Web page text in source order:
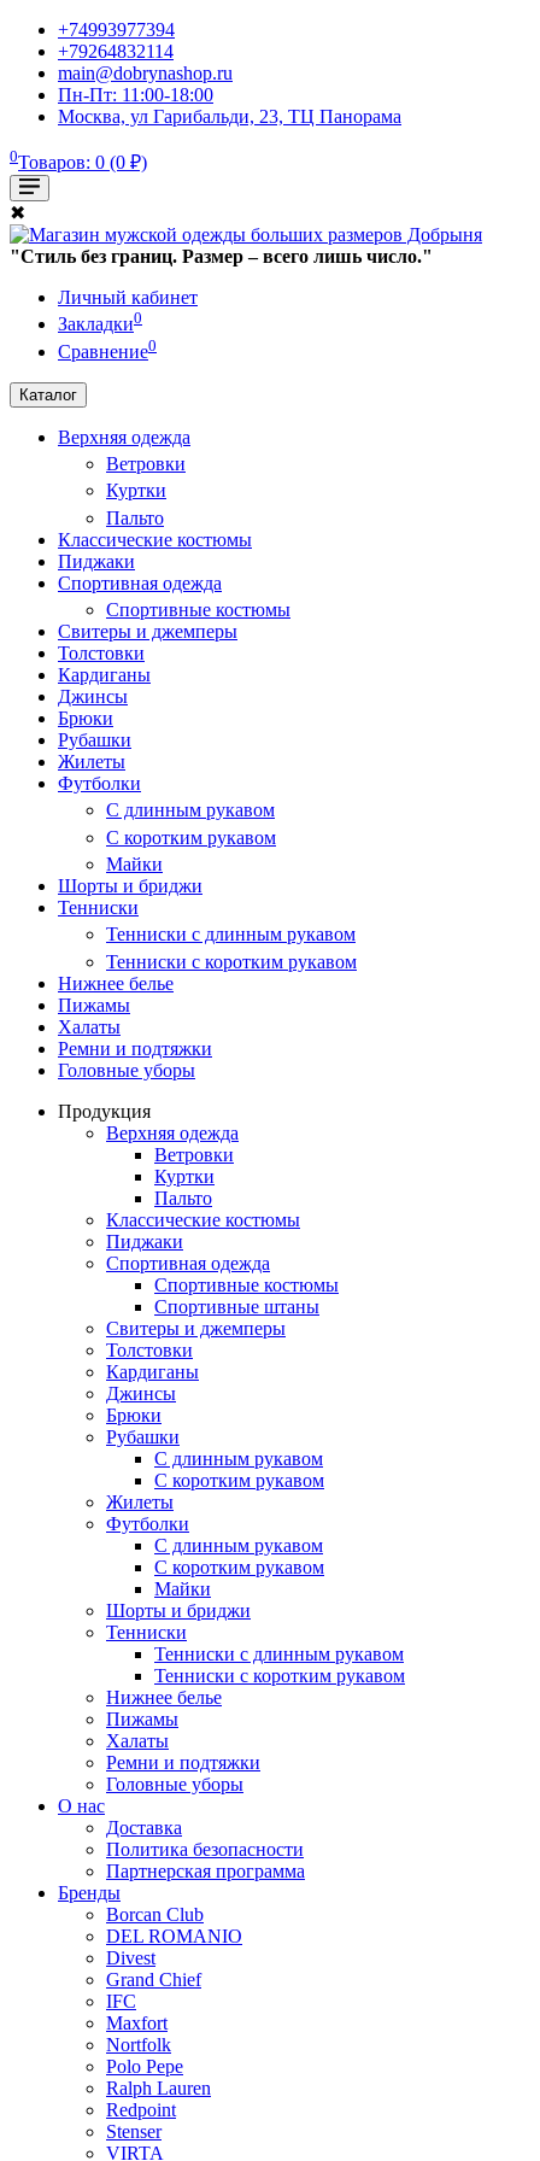
+74993977394
+79264832114
main@dobrynashop.ru
Пн-Пт: 11:00-18:00
Москва, ул Гарибальди, 23, ТЦ Панорама
0Товаров: 0 (0 ₽)
✖
"Стиль без границ. Размер – всего лишь число."
Личный кабинет
Закладки0
Сравнение0
Каталог
Верхняя одежда
Ветровки
Куртки
Пальто
Классические костюмы
Пиджаки
Спортивная одежда
Спортивные костюмы
Свитеры и джемперы
Толстовки
Кардиганы
Джинсы
Брюки
Рубашки
Жилеты
Футболки
С длинным рукавом
С коротким рукавом
Майки
Шорты и бриджи
Тенниски
Тенниски с длинным рукавом
Тенниски с коротким рукавом
Нижнее белье
Пижамы
Халаты
Ремни и подтяжки
Головные уборы
Продукция
Верхняя одежда
Ветровки
Куртки
Пальто
Классические костюмы
Пиджаки
Спортивная одежда
Спортивные костюмы
Спортивные штаны
Свитеры и джемперы
Толстовки
Кардиганы
Джинсы
Брюки
Рубашки
С длинным рукавом
С коротким рукавом
Жилеты
Футболки
С длинным рукавом
С коротким рукавом
Майки
Шорты и бриджи
Тенниски
Тенниски с длинным рукавом
Тенниски с коротким рукавом
Нижнее белье
Пижамы
Халаты
Ремни и подтяжки
Головные уборы
О нас
Доставка
Политика безопасности
Партнерская программа
Бренды
Borcan Club
DEL ROMANIO
Divest
Grand Chief
IFC
Maxfort
Nortfolk
Polo Pepe
Ralph Lauren
Redpoint
Stenser
VIRTA